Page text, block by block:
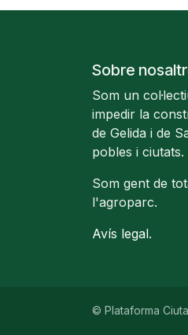
Sobre
Som un
impedir la
de Gelida i de
pobles i ciutats.
Som gent de
l'agroparc.
Avís legal.
© Plataforma